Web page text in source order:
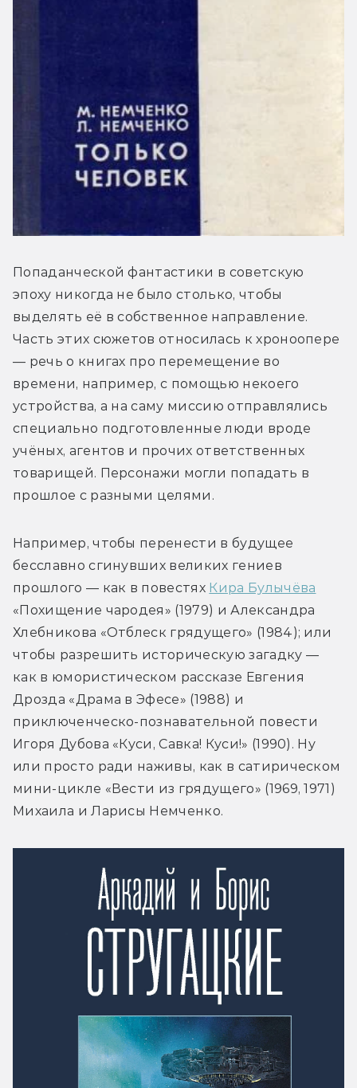
Попаданческой фантастики в советскую
эпоху никогда не было столько, чтобы
выделять её в собственное направление.
Часть этих сюжетов относилась к хроноопере
— речь о книгах про перемещение во
времени, например, с помощью некоего
устройства, а на саму миссию отправлялись
специально подготовленные люди вроде
учёных, агентов и прочих ответственных
товарищей. Персонажи могли попадать в
прошлое с разными целями.
Например, чтобы перенести в будущее
бесславно сгинувших великих гениев
прошлого — как в повестях Кира Булычёва
«Похищение чародея» (1979) и Александра
Хлебникова «Отблеск грядущего» (1984); или
чтобы разрешить историческую загадку —
как в юмористическом рассказе Евгения
Дрозда «Драма в Эфесе» (1988) и
приключенческо-познавательной повести
Игоря Дубова «Куси, Савка! Куси!» (1990). Ну
или просто ради наживы, как в сатирическом
мини-цикле «Вести из грядущего» (1969, 1971)
Михаила и Ларисы Немченко.